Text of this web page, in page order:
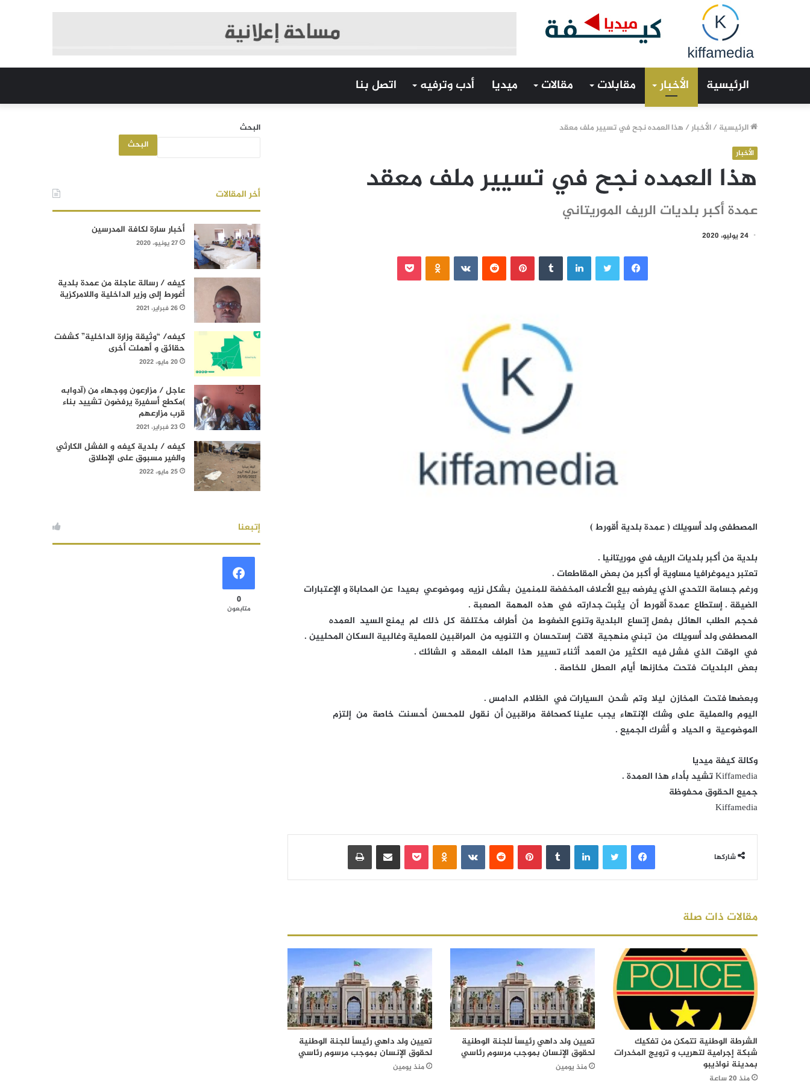
الرئيسية الأخبار مقابلات مقالات ميديا أدب وترفيه اتصل بنا
الرئيسية /الأخبار/ هذا العمده نجح في تسيير ملف معقد
الأخبار
هذا العمده نجح في تسيير ملف معقد
عمدة أكبر بلديات الريف الموريتاني
24 يوليو، 2020
فيسبوك لينكدإن بينتيريست
المصطفى ولد أسويلك ( عمدة بلدية أقورط )
بلدية من أكبر بلديات الريف في موريتانيا .
تعتبر ديموغرافيا مساوية أو أكبر من بعض المقاطعات .
ورغم جسامة التحدي الذي يفرضه بيع الأعلاف المخفضة للمنمين بشكل نزيه وموضوعي بعيدا عن المحاباة و الإعتبارات
الضيقة . إستطاع عمدة أقورط أن يثبت جدارته في هذه المهمة الصعبة .
فحجم الطلب الهائل بفعل إتساع البلدية وتنوع الضغوط من أطراف مختلفة كل ذلك لم يمنع السيد العمده
المصطفى ولد أسويلك من تبني منهجية لاقت إستحسان و التنويه من المراقبين للعملية وغالبية السكان المحليين .
في الوقت الذي فشل فيه الكثير من العمد أثناء تسيير هذا الملف المعقد و الشائك .
بعض البلديات فتحت مخازنها أيام العطل للخاصة .
وبعضها فتحت المخازن ليلا وتم شحن السيارات في الظلام الدامس .
اليوم والعملية على وشك الإنتهاء يجب علينا كصحافة مراقبين أن نقول للمحسن أحسنت خاصة من إلتزم
الموضوعية و الحياد و أشرك الجميع .
وكالة كيفة ميديا
Kiffamedia تشيد بأداء هذا العمدة .
جميع الحقوق محفوظة
Kiffamedia
شاركها
فيسبوك لينكدإن بينتيريست بوكيت مشاركة عبر البريد
مقالات ذات صلة
الشرطة الوطنية تتمكن من تفكيك
شبكة إجرامية لتهريب و ترويج المخدرات
بمدينة نواذيبو
تعيين ولد داهي رئيساً للجنة الوطنية
لحقوق الإنسان بموجب مرسوم رئاسي
منذ يومين
تعيين ولد داهي رئيساً للجنة الوطنية
لحقوق الإنسان بموجب مرسوم رئاسي
منذ يومين
البحث
البحث
أخر المقالات
أخبار سارة لكافة المدرسين
27 يونيو، 2020
كيفه / رسالة عاجلة من عمدة بلدية
أغورط إلى وزير الداخلية واللامركزية
26 فبراير، 2021
كيفه/ “وثيقة وزارة الداخلية” كشفت
حقائق و أهملت أخرى
20 مايو، 2022
عاجل / مزارعون ووجهاء من (آدوابه
)مكطع أسفيرة يرفضون تشييد بناء
قرب مزارعهم
23 فبراير، 2021
كيفه / بلدية كيفه و الفشل الكارثي
والغير مسبوق على الإطلاق
25 مايو، 2022
إتبعنا
0
متابعون